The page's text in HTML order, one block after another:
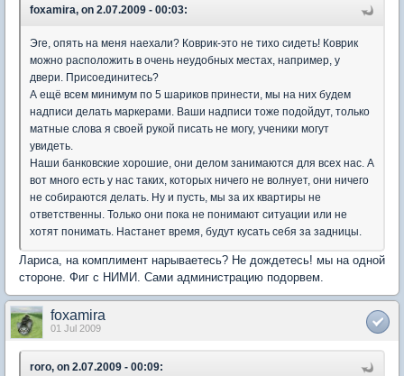
foxamira, on 2.07.2009 - 00:03:
Эге, опять на меня наехали? Коврик-это не тихо сидеть! Коврик
можно расположить в очень неудобных местах, например, у
двери. Присоединитесь?
А ещё всем минимум по 5 шариков принести, мы на них будем
надписи делать маркерами. Ваши надписи тоже подойдут, только
матные слова я своей рукой писать не могу, ученики могут
увидеть.
Наши банковские хорошие, они делом занимаются для всех нас. А
вот много есть у нас таких, которых ничего не волнует, они ничего
не собираются делать. Ну и пусть, мы за их квартиры не
ответственны. Только они пока не понимают ситуации или не
хотят понимать. Настанет время, будут кусать себя за задницы.
Лариса, на комплимент нарываетесь? Не дождетесь! мы на одной
стороне. Фиг с НИМИ. Сами администрацию подорвем.
foxamira
01 Jul 2009
roro, on 2.07.2009 - 00:09: